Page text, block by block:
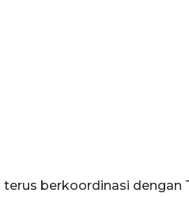
terus berkoordinasi dengan